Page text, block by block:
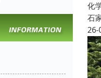
化
石
26-